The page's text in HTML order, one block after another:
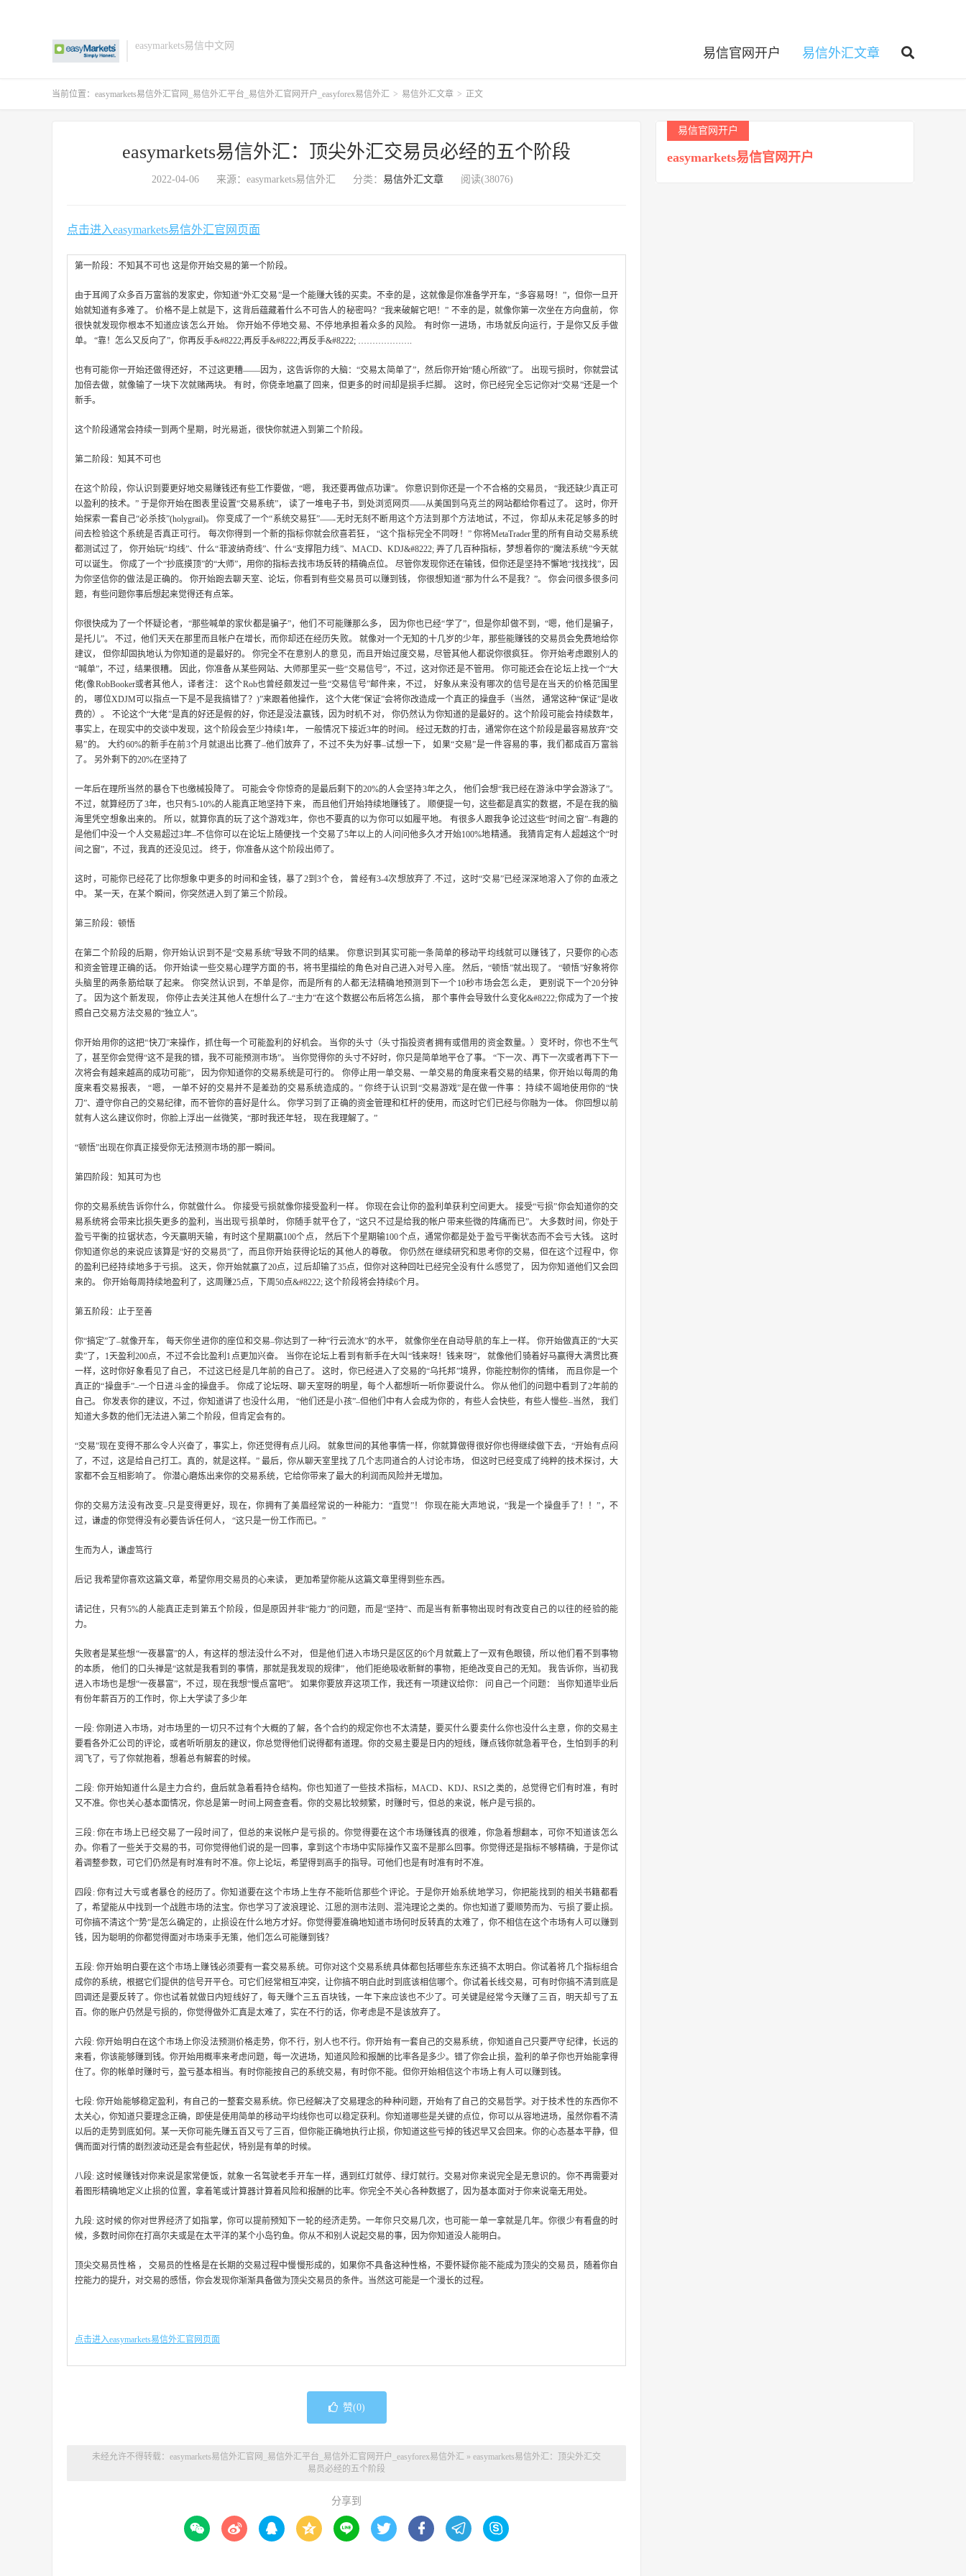
easymarkets易信中文网
易信官网开户 易信外汇文章
当前位置： easymarkets易信外汇官网_易信外汇平台_易信外汇官网开户_easyforex易信外汇 > 易信外汇文章 > 正文
easymarkets易信外汇：顶尖外汇交易员必经的五个阶段
2022-04-06 来源：easymarkets易信外汇 分类： 易信外汇文章 阅读(38076)
点击进入easymarkets易信外汇官网页面
第一阶段：不知其不可也 这是你开始交易的第一个阶段。
由于耳闻了众多百万富翁的发家史，你知道“外汇交易”是一个能赚大钱的买卖。不幸的是，这就像是你准备学开车，“多容易呀！”，但你一旦开
始就知道有多难了。 价格不是上就是下，这背后蕴藏着什么不可告人的秘密吗？“我来破解它吧！” 不幸的是，就像你第一次坐在方向盘前， 你
很快就发现你根本不知道应该怎么开始。 你开始不停地交易、不停地承担着众多的风险。 有时你一进场，市场就反向运行，于是你又反手做
单。 “靠！怎么又反向了”，你再反手&#8222;再反手&#8222;再反手&#8222; ……………….
也有可能你一开始还做得还好， 不过这更糟–—–因为，这告诉你的大脑：“交易太简单了”，然后你开始“随心所欲”了。 出现亏损时，你就尝试
加倍去做，就像输了一块下次就赌两块。 有时，你侥幸地赢了回来，但更多的时间却是损手烂脚。 这时，你已经完全忘记你对“交易”还是一个
新手。
这个阶段通常会持续一到两个星期，时光易逝，很快你就进入到第二个阶段。
第二阶段：知其不可也
在这个阶段，你认识到要更好地交易赚钱还有些工作要做，“嗯， 我还要再做点功课”。 你意识到你还是一个不合格的交易员， “我还缺少真正可
以盈利的技术。” 于是你开始在图表里设置“交易系统”， 读了一堆电子书，到处浏览网页–—-从美国到乌克兰的网站都给你看过了。 这时，你开
始探索一套自己“必杀技”(holygrail)。 你变成了一个“系统交易狂”–—-无时无刻不断用这个方法到那个方法地试，不过， 你却从未花足够多的时
间去检验这个系统是否真正可行。 每次你得到一个新的指标你就会欣喜若狂， “这个指标完全不同呀！” 你将MetaTrader里的所有自动交易系统
都测试过了， 你开始玩“均线”、什么“菲波纳奇线”、什么“支撑阻力线”、MACD、KDJ&#8222; 弄了几百种指标，梦想着你的“魔法系统”今天就
可以诞生。 你成了一个“抄底摸顶”的“大师”，用你的指标去找市场反转的精确点位。 尽管你发现你还在输钱，但你还是坚持不懈地“找找找”，因
为你坚信你的做法是正确的。 你开始跑去聊天室、论坛，你看到有些交易员可以赚到钱， 你很想知道“那为什么不是我？”。 你会问很多很多问
题，有些问题你事后想起来觉得还有点笨。
你很快成为了一个怀疑论者，“那些喊单的家伙都是骗子”，他们不可能赚那么多， 因为你也已经“学了”，但是你却做不到，“嗯，他们是骗子，
是托儿”。 不过，他们天天在那里而且帐户在增长，而你却还在经历失败。 就像对一个无知的十几岁的少年，那些能赚钱的交易员会免费地给你
建议， 但你却固执地认为你知道的是最好的。 你完全不在意别人的意见，而且开始过度交易，尽管其他人都说你很疯狂。 你开始考虑跟别人的
“喊单”，不过，结果很糟。 因此，你准备从某些网站、大师那里买一些“交易信号”，不过，这对你还是不管用。 你可能还会在论坛上找一个“大
佬(像RobBooker或者其他人，译者注： 这个Rob也曾经颇发过一些“交易信号”邮件来，不过， 好象从来没有哪次的信号是在当天的价格范围里
的， 哪位XDJM可以指点一下是不是我搞错了？)”来跟着他操作， 这个大佬“保证”会将你改造成一个真正的操盘手（当然， 通常这种“保证”是收
费的）。 不论这个“大佬”是真的好还是假的好，你还是没法赢钱，因为时机不对， 你仍然认为你知道的是最好的。这个阶段可能会持续数年，
事实上，在现实中的交谈中发现，这个阶段会至少持续1年， 一般情况下接近3年的时间。 经过无数的打击，通常你在这个阶段是最容易放弃“交
易”的。 大约60%的新手在前3个月就退出比赛了–他们放弃了，不过不失为好事–试想一下， 如果“交易”是一件容易的事，我们都成百万富翁
了。 另外剩下的20%在坚持了
一年后在理所当然的暴仓下也缴械投降了。 可能会令你惊奇的是最后剩下的20%的人会坚持3年之久， 他们会想“我已经在游泳中学会游泳了”。
不过，就算经历了3年，也只有5-10%的人能真正地坚持下来， 而且他们开始持续地赚钱了。 顺便提一句，这些都是真实的数据，不是在我的脑
海里凭空想象出来的。 所以，就算你真的玩了这个游戏3年，你也不要真的以为你可以如履平地。 有很多人跟我争论过这些“时间之窗”–有趣的
是他们中没一个人交易超过3年–不信你可以在论坛上随便找一个交易了5年以上的人问问他多久才开始100%地精通。 我猜肯定有人超越这个“时
间之窗”，不过，我真的还没见过。 终于，你准备从这个阶段出师了。
这时，可能你已经花了比你想象中更多的时间和金钱，暴了2到3个仓， 曾经有3-4次想放弃了.不过，这时“交易”已经深深地溶入了你的血液之
中。 某一天，在某个瞬间，你突然进入到了第三个阶段。
第三阶段：顿悟
在第二个阶段的后期，你开始认识到不是“交易系统”导致不同的结果。 你意识到其实可能一条简单的移动平均线就可以赚钱了，只要你的心态
和资金管理正确的话。 你开始读一些交易心理学方面的书，将书里描绘的角色对自己进入对号入座。 然后，“顿悟”就出现了。 “顿悟”好象将你
头脑里的两条筋给联了起来。 你突然认识到，不单是你，而是所有的人都无法精确地预测到下一个10秒市场会怎么走， 更别说下一个20分钟
了。 因为这个新发现， 你停止去关注其他人在想什么了–“主力”在这个数据公布后将怎么搞， 那个事件会导致什么变化&#8222;你成为了一个按
照自己交易方法交易的“独立人”。
你开始用你的这把“快刀”来操作，抓住每一个可能盈利的好机会。 当你的头寸（头寸指投资者拥有或借用的资金数量。）变坏时，你也不生气
了，甚至你会觉得“这不是我的错，我不可能预测市场”。 当你觉得你的头寸不好时，你只是简单地平仓了事。 “下一次、再下一次或者再下下一
次将会有越来越高的成功可能”， 因为你知道你的交易系统是可行的。 你停止用一单交易、一单交易的角度来看交易的结果，你开始以每周的角
度来看交易报表， “嗯， 一单不好的交易并不是差劲的交易系统造成的。” 你终于认识到“交易游戏”是在做一件事 ：持续不竭地使用你的“快
刀”、遵守你自己的交易纪律，而不管你的喜好是什么。 你学习到了正确的资金管理和杠杆的使用，而这时它们已经与你融为一体。 你回想以前
就有人这么建议你时，你脸上浮出一丝微笑，“那时我还年轻， 现在我理解了。”
“顿悟”出现在你真正接受你无法预测市场的那一瞬间。
第四阶段：知其可为也
你的交易系统告诉你什么，你就做什么。 你接受亏损就像你接受盈利一样。 你现在会让你的盈利单获利空间更大。 接受“亏损”你会知道你的交
易系统将会带来比损失更多的盈利，当出现亏损单时， 你随手就平仓了，“这只不过是给我的帐户带来些微的阵痛而已”。 大多数时间，你处于
盈亏平衡的拉锯状态，今天赢明天输，有时这个星期赢100个点， 然后下个星期输100个点，通常你都是处于盈亏平衡状态而不会亏大钱。 这时
你知道你总的来说应该算是“好的交易员”了，而且你开始获得论坛的其他人的尊敬。 你仍然在继续研究和思考你的交易，但在这个过程中，你
的盈利已经持续地多于亏损。 这天，你开始就赢了20点，过后却输了35点，但你对这种回吐已经完全没有什么感觉了， 因为你知道他们又会回
来的。 你开始每周持续地盈利了，这周赚25点，下周50点&#8222; 这个阶段将会持续6个月。
第五阶段：止于至善
你“搞定”了–就像开车， 每天你坐进你的座位和交易–你达到了一种“行云流水”的水平， 就像你坐在自动导航的车上一样。 你开始做真正的“大买
卖”了，1天盈利200点，不过不会比盈利1点更加兴奋。 当你在论坛上看到有新手在大叫“钱来呀！钱来呀”， 就像他们骑着好马赢得大满贯比赛
一样，这时你好象看见了自己， 不过这已经是几年前的自己了。 这时，你已经进入了交易的“乌托邦”境界，你能控制你的情绪， 而且你是一个
真正的“操盘手”–一个日进斗金的操盘手。 你成了论坛呀、聊天室呀的明星，每个人都想听一听你要说什么。 你从他们的问题中看到了2年前的
自己。 你发表你的建议，不过，你知道讲了也没什么用， “他们还是小孩”–但他们中有人会成为你的，有些人会快些，有些人慢些–当然， 我们
知道大多数的他们无法进入第二个阶段，但肯定会有的。
“交易”现在变得不那么令人兴奋了，事实上，你还觉得有点儿闷。 就象世间的其他事情一样，你就算做得很好你也得继续做下去，“开始有点闷
了，不过，这是给自己打工。真的，就是这样。” 最后，你从聊天室里找了几个志同道合的人讨论市场， 但这时已经变成了纯粹的技术探讨，大
家都不会互相影响了。 你潜心磨炼出来你的交易系统，它给你带来了最大的利润而风险并无增加。
你的交易方法没有改变–只是变得更好，现在，你拥有了美眉经常说的一种能力：“直觉”！ 你现在能大声地说，“我是一个操盘手了！！”，不
过，谦虚的你觉得没有必要告诉任何人， “这只是一份工作而已。”
生而为人，谦虚笃行
后记 我希望你喜欢这篇文章，希望你用交易员的心来读， 更加希望你能从这篇文章里得到些东西。
请记住，只有5%的人能真正走到第五个阶段，但是原因并非“能力”的问题，而是“坚持”、而是当有新事物出现时有改变自己的以往的经验的能
力。
失败者是某些想“一夜暴富”的人，有这样的想法没什么不对， 但是他们进入市场只是区区的6个月就戴上了一双有色眼镜，所以他们看不到事物
的本质， 他们的口头禅是“这就是我看到的事情，那就是我发现的规律”， 他们拒绝吸收新鲜的事物，拒绝改变自己的无知。 我告诉你，当初我
进入市场也是想“一夜暴富”，不过，现在我想“慢点富吧”。 如果你要放弃这项工作，我还有一项建议给你： 问自己一个问题： 当你知道毕业后
有份年薪百万的工作时，你上大学读了多少年
一段: 你刚进入市场，对市场里的一切只不过有个大概的了解，各个合约的规定你也不太清楚，要买什么要卖什么你也没什么主意，你的交易主
要看各外汇公司的评论，或者听听朋友的建议，你总觉得他们说得都有道理。你的交易主要是日内的短线，赚点钱你就急着平仓，生怕到手的利
润飞了，亏了你就抱着，想着总有解套的时候。
二段: 你开始知道什么是主力合约，盘后就急着看持仓结构。你也知道了一些技术指标，MACD、KDJ、RSI之类的，总觉得它们有时准，有时
又不准。你也关心基本面情况，你总是第一时间上网查查看。你的交易比较频繁，时赚时亏，但总的来说，帐户是亏损的。
三段: 你在市场上已经交易了一段时间了，但总的来说帐户是亏损的。你觉得要在这个市场赚钱真的很难，你急着想翻本，可你不知道该怎么
办。你看了一些关于交易的书，可你觉得他们说的是一回事，拿到这个市场中实际操作又蛮不是那么回事。你觉得还是指标不够精确，于是你试
着调整参数，可它们仍然是有时准有时不准。你上论坛，希望得到高手的指导。可他们也是有时准有时不准。
四段: 你有过大亏或者暴仓的经历了。你知道要在这个市场上生存不能听信那些个评论。于是你开始系统地学习，你把能找到的相关书籍都看
了，希望能从中找到一个战胜市场的法宝。你也学习了波浪理论、江恩的测市法则、混沌理论之类的。你也知道了要顺势而为、亏损了要止损。
可你搞不清这个“势”是怎么确定的，止损设在什么地方才好。你觉得要准确地知道市场何时反转真的太难了，你不相信在这个市场有人可以赚到
钱，因为聪明的你都觉得面对市场束手无策，他们怎么可能赚到钱？
五段: 你开始明白要在这个市场上赚钱必须要有一套交易系统。可你对这个交易系统具体都包括哪些东东还搞不太明白。你试着将几个指标组合
成你的系统，根据它们提供的信号开平仓。可它们经常相互冲突，让你搞不明白此时到底该相信哪个。你试着长线交易，可有时你搞不清到底是
回调还是要反转了。你也试着就做日内短线好了，每天赚个三五百块钱，一年下来应该也不少了。可关键是经常今天赚了三百，明天却亏了五
百。你的账户仍然是亏损的，你觉得做外汇真是太难了，实在不行的话，你考虑是不是该放弃了。
六段: 你开始明白在这个市场上你没法预测价格走势，你不行，别人也不行。你开始有一套自己的交易系统，你知道自己只要严守纪律，长远的
来看，你该能够赚到钱。你开始用概率来考虑问题，每一次进场，知道风险和报酬的比率各是多少。错了你会止损，盈利的单子你也开始能拿得
住了。你的帐单时赚时亏，盈亏基本相当。有时你能按自己的系统交易，有时你不能。但你开始相信这个市场上有人可以赚到钱。
七段: 你开始能够稳定盈利，有自己的一整套交易系统。你已经解决了交易理念的种种问题，开始有了自己的交易哲学。对于技术性的东西你不
太关心，你知道只要理念正确，即使是使用简单的移动平均线你也可以稳定获利。你知道哪些是关键的点位，你可以从容地进场，虽然你看不清
以后的走势到底如何。某一天你可能先赚五百又亏了三百，但你能正确地执行止损，你知道这些亏掉的钱迟早又会回来。你的心态基本平静，但
偶而面对行情的剧烈波动还是会有些起伏，特别是有单的时候。
八段: 这时候赚钱对你来说是家常便饭，就象一名驾驶老手开车一样，遇到红灯就停、绿灯就行。交易对你来说完全是无意识的。你不再需要对
着图形精确地定义止损的位置，拿着笔或计算器计算着风险和报酬的比率。你完全不关心各种数据了，因为基本面对于你来说毫无用处。
九段: 这时候的你对世界经济了如指掌，你可以提前预知下一轮的经济走势。一年你只交易几次，也可能一单一拿就是几年。你很少有看盘的时
候，多数时间你在打高尔夫或是在太平洋的某个小岛钓鱼。你从不和别人说起交易的事，因为你知道没人能明白。
顶尖交易员性格 ， 交易员的性格是在长期的交易过程中慢慢形成的，如果你不具备这种性格，不要怀疑你能不能成为顶尖的交易员，随着你自
控能力的提升，对交易的感悟，你会发现你渐渐具备做为顶尖交易员的条件。当然这可能是一个漫长的过程。
点击进入easymarkets易信外汇官网页面
赞(0)
未经允许不得转载： easymarkets易信外汇官网_易信外汇平台_易信外汇官网开户_easyforex易信外汇 » easymarkets易信外汇：顶尖外汇交
易员必经的五个阶段
分享到
        
易信官网开户
easymarkets易信官网开户